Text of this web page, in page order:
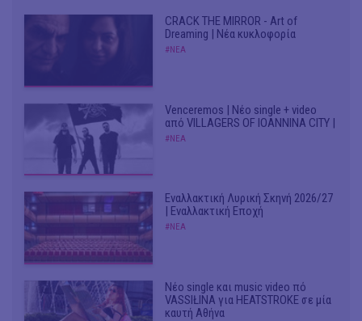
CRACK THE MIRROR - Art of
Dreaming | Νέα κυκλοφορία
#ΝΕΑ
Venceremos | Νέο single + video
από VILLAGERS OF IOANNINA CITY |
#ΝΕΑ
Εναλλακτική Λυρική Σκηνή 2026/27
| Εναλλακτική Εποχή
#ΝΕΑ
Νέο single και music video πό
VASSIŁINA για HEATSTROKE σε μία
καυτή Αθήνα